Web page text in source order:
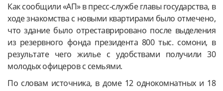
Как сообщили «АП» в пресс-службе главы государства, в
ходе знакомства с новыми квартирами было отмечено,
что здание было отреставрировано после выделения
из резервного фонда президента 800 тыс. сомони, в
результате чего жилье с удобствами получили 30
молодых офицеров с семьями.
По словам источника, в доме 12 однокомнатных и 18